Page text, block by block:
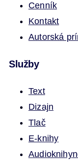
Cenník
Kontakt
Autorská
Služby
Text
Dizajn
Tlač
E-knihy
Audioknihy